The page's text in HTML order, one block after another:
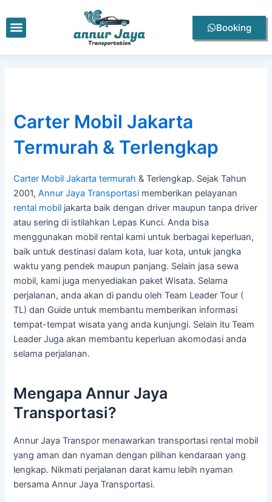
ke
konten
Menu Booking
Carter Mobil Jakarta
Termurah & Terlengkap
Carter Mobil Jakarta termurah & Terlengkap. Sejak Tahun
2001,Annur Jaya Transportasi memberikan pelayanan
rental mobil jakarta baik dengan driver maupun tanpa driver
atau sering di istilahkan Lepas Kunci. Anda bisa
menggunakan mobil rental kami untuk berbagai keperluan,
baik untuk destinasi dalam kota, luar kota, untuk jangka
waktu yang pendek maupun panjang. Selain jasa sewa
mobil, kami juga menyediakan paket Wisata. Selama
perjalanan, anda akan di pandu oleh Team Leader Tour (
TL) dan Guide untuk membantu memberikan informasi
tempat-tempat wisata yang anda kunjungi. Selain itu Team
Leader Juga akan membantu keperluan akomodasi anda
selama perjalanan.
Mengapa Annur Jaya
Transportasi?
Annur Jaya Transpor menawarkan transportasi rental mobil
yang aman dan nyaman dengan pilihan kendaraan yang
lengkap. Nikmati perjalanan darat kamu lebih nyaman
bersama Annur Jaya Transportasi.
navigation